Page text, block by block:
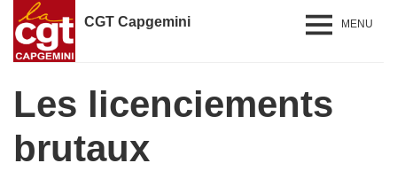
CGT Capgemini MENU
Les licenciements
brutaux